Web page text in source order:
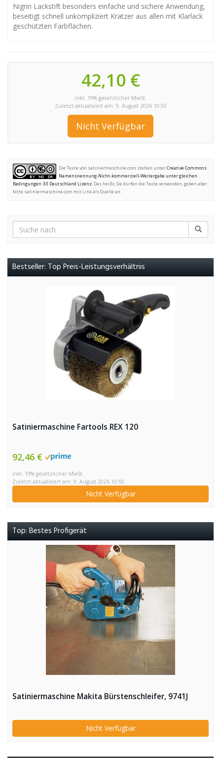
Nigrin Lackstift besonders einfache und sichere Anwendung,
beseitigt schnell unkompliziert Kratzer aus allen mit Klarlack
geschützten Farbflächen.
42,10 €
inkl. 19% gesetzlicher MwSt.
Zuletzt aktualisiert am: 9. August 2026 10:50
Nicht Verfügbar
Die Texte von satiniermaschine.com stehen unterCreative Commons
Namensnennung-Nicht-kommerziell-Weitergabe unter gleichen
Bedingungen 3.0 Deutschland Lizenz. Das heißt, Sie dürfen die Texte verwenden, geben aber
bitte satiniermaschine.com mit Link als Quelle an.
Bestseller: Top Preis-Leistungsverhältnis
Satiniermaschine Fartools REX 120
92,46 €
inkl. 19% gesetzlicher MwSt.
Zuletzt aktualisiert am: 9. August 2026 10:50
Nicht Verfügbar
Top: Bestes Profigerät
Satiniermaschine Makita Bürstenschleifer, 9741J
Nicht Verfügbar